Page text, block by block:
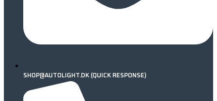
SHOP@AUTOLIGHT.DK (QUICK RESPONSE)